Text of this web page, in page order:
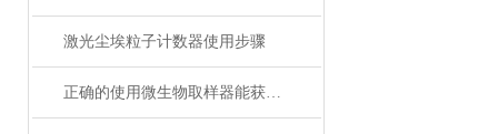
激光尘埃粒子计数器使用步骤
正确的使用微生物取样器能获取准确的数据